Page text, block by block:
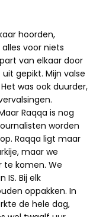
hoorden,
voor niets
van elkaar door
gepikt. Mijn valse
was ook duurder,
Raqqa is nog
worden
Raqqa ligt maar
maar we
te komen. We
Bij elk
oppakken. In
de hele dag,